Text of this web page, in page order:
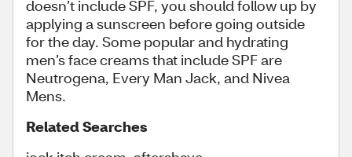
doesn’t include SPF, you should follow up by
applying a sunscreen before going outside
for the day. Some popular and hydrating
men’s face creams that include SPF are
Neutrogena, Every Man Jack, and Nivea
Mens.
Related Searches